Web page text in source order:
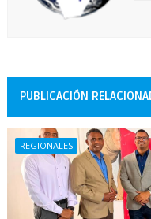
PUBLICACIÓN
REGIONALES